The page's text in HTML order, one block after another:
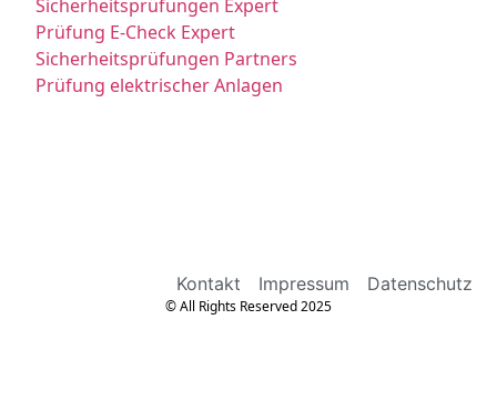
Sicherheitsprüfungen Expert
Prüfung E-Check Expert
Sicherheitsprüfungen Partners
Prüfung elektrischer Anlagen
Kontakt Impressum Datenschutz
© All Rights Reserved 2025